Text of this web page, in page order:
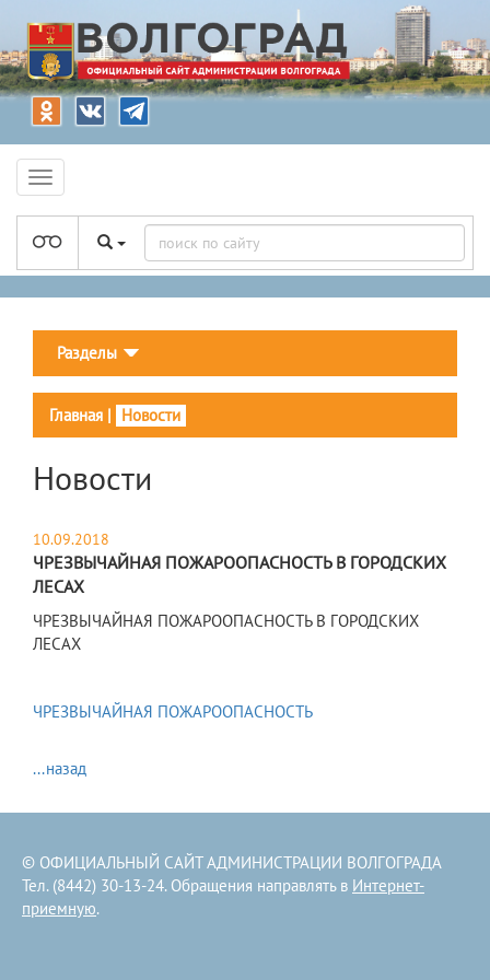
Разделы
Главная | Новости
Новости
10.09.2018
ЧРЕЗВЫЧАЙНАЯ ПОЖАРООПАСНОСТЬ В ГОРОДСКИХ
ЛЕСАХ
ЧРЕЗВЫЧАЙНАЯ ПОЖАРООПАСНОСТЬ В ГОРОДСКИХ
ЛЕСАХ
ЧРЕЗВЫЧАЙНАЯ ПОЖАРООПАСНОСТЬ
...назад
© ОФИЦИАЛЬНЫЙ САЙТ АДМИНИСТРАЦИИ ВОЛГОГРАДА
Тел. (8442) 30-13-24. Обращения направлять в Интернет-
приемную.